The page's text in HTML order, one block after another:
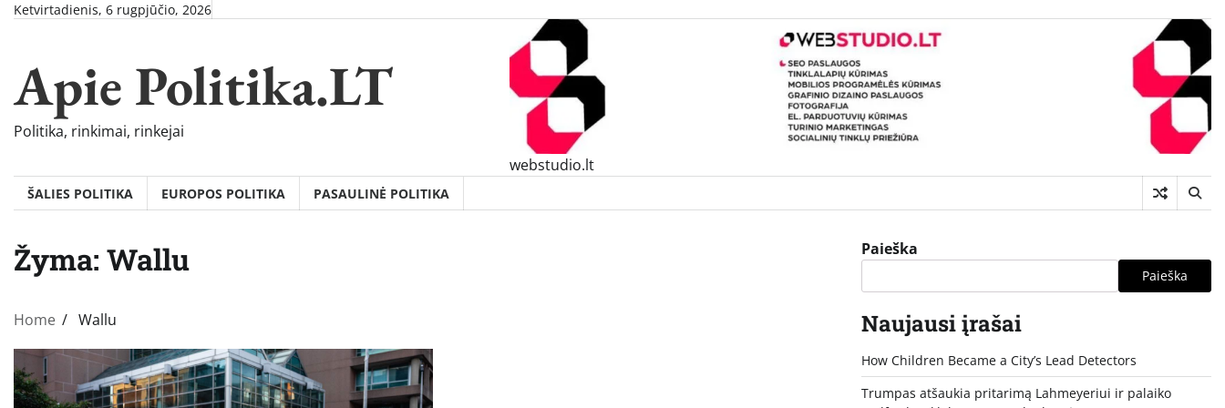
SkipKetvirtadienis, 6 rugpjūčio, 2026
Apie Politika.LT
Politika, rinkimai, rinkejai
webstudio.lt
ŠALIES POLITIKA EUROPOS POLITIKA PASAULINĖ POLITIKA
Žyma: Wallu
Home Wallu
Paieška
Paieška
Naujausi įrašai
How Children Became a City’s Lead Detectors
Trumpas atšaukia pritarimą Lahmeyeriui ir palaiko